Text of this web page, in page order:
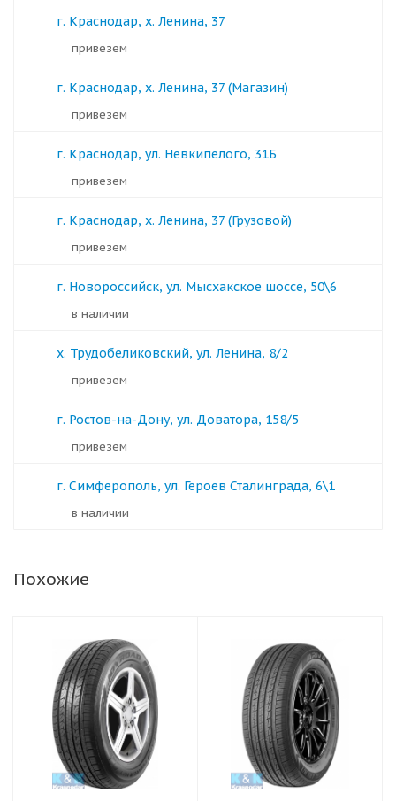
г. Краснодар, х. Ленина, 37
Привезем
г. Краснодар, х. Ленина, 37 (Магазин)
Привезем
г. Краснодар, ул. Невкипелого, 31Б
Привезем
г. Краснодар, х. Ленина, 37 (Грузовой)
Привезем
г. Новороссийск, ул. Мысхакское шоссе, 50\6
в наличии
х. Трудобеликовский, ул. Ленина, 8/2
Привезем
г. Ростов-на-Дону, ул. Доватора, 158/5
Привезем
г. Симферополь, ул. Героев Сталинграда, 6\1
в наличии
Похожие